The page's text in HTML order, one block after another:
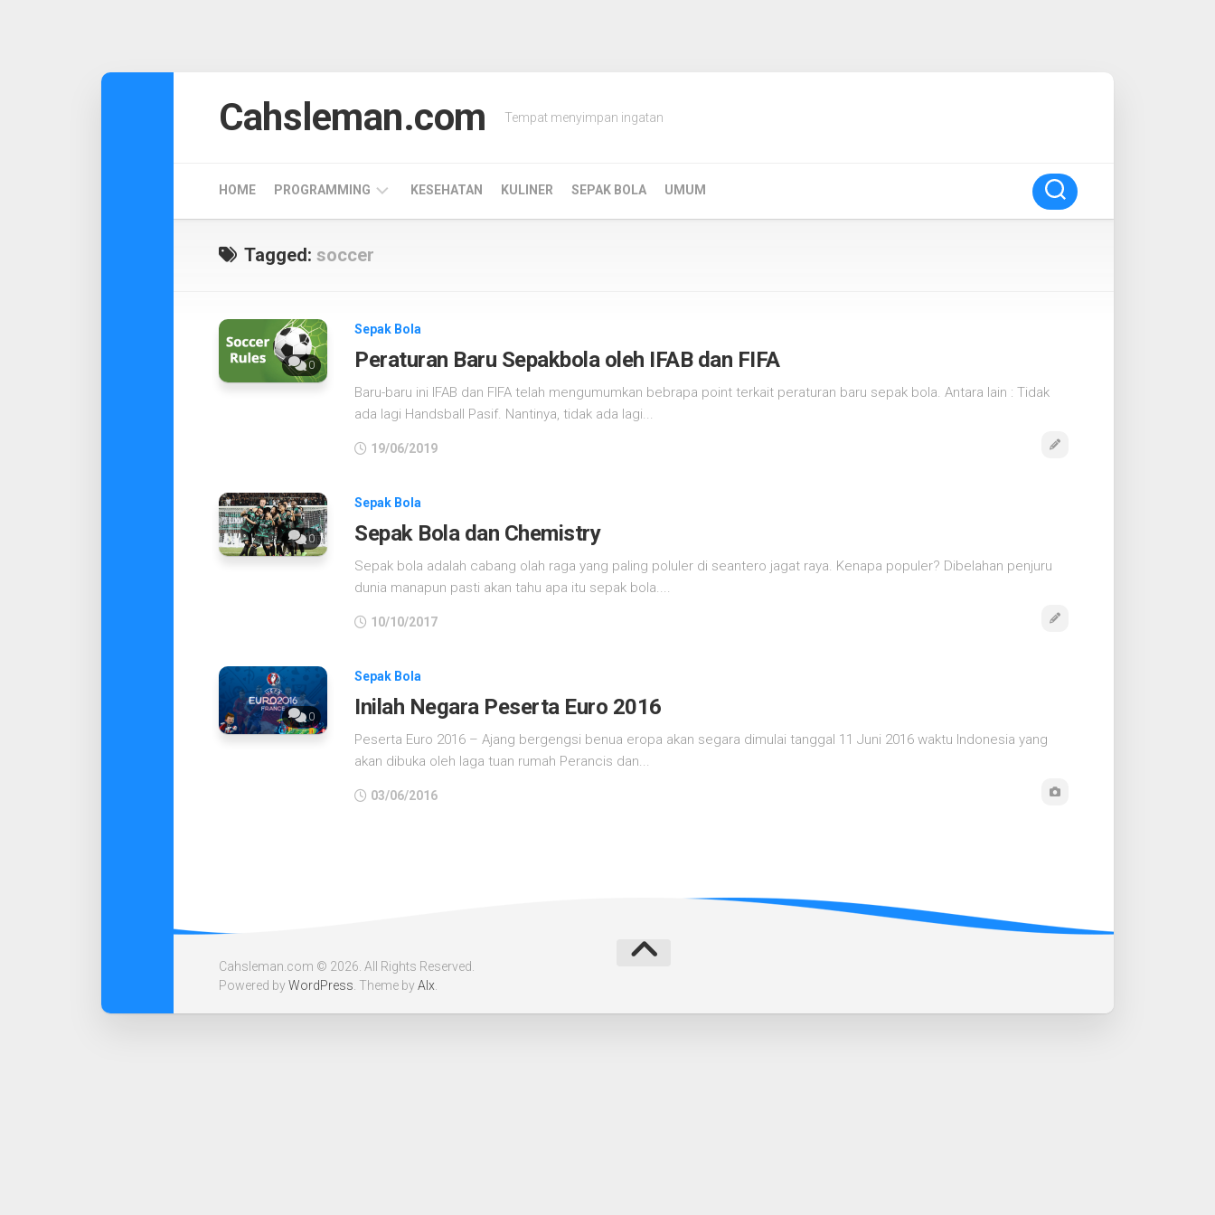
Cahsleman.com Tempat menyimpan ingatan
HOME PROGRAMMING
ANDROID
CODEIGNITER
KESEHATAN KULINER SEPAK BOLA UMUM
Tagged: soccer
0
Sepak Bola
Peraturan Baru Sepakbola oleh IFAB dan FIFA
Baru-baru ini IFAB dan FIFA telah mengumumkan bebrapa point terkait peraturan baru sepak bola. Antara lain : Tidak
ada lagi Handsball Pasif. Nantinya, tidak ada lagi...
19/06/2019
0
Sepak Bola
Sepak Bola dan Chemistry
Sepak bola adalah cabang olah raga yang paling poluler di seantero jagat raya. Kenapa populer? Dibelahan penjuru
dunia manapun pasti akan tahu apa itu sepak bola....
10/10/2017
0
Sepak Bola
Inilah Negara Peserta Euro 2016
Peserta Euro 2016 – Ajang bergengsi benua eropa akan segara dimulai tanggal 11 Juni 2016 waktu Indonesia yang
akan dibuka oleh laga tuan rumah Perancis dan...
03/06/2016
Cahsleman.com © 2026. All Rights Reserved.
Powered byWordPress . Theme byAlx